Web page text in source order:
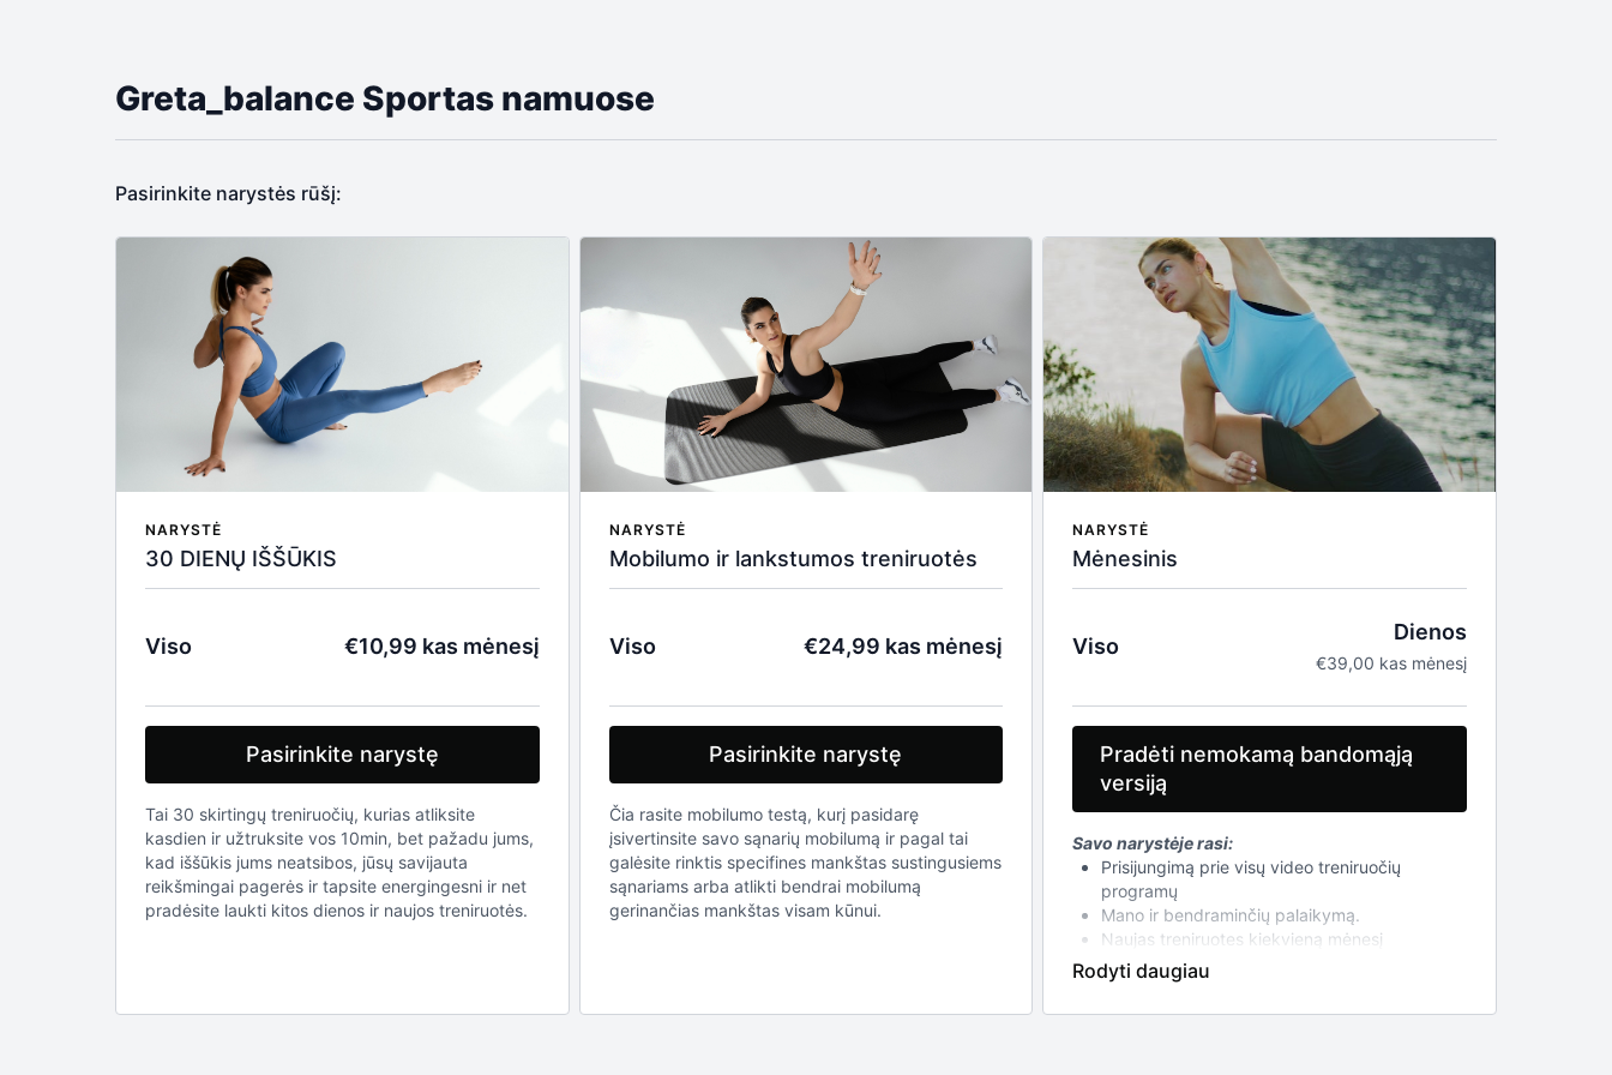
Greta_balance Sportas namuose
Pasirinkite narystės rūšį:
NARYSTĖ
30 DIENŲ IŠŠŪKIS
Viso €10,99 kas mėnesį
Pasirinkite narystę
Tai 30 skirtingų treniruočių, kurias atliksite
kasdien ir užtruksite vos 10min, bet pažadu jums,
kad iššūkis jums neatsibos, jūsų savijauta
reikšmingai pagerės ir tapsite energingesni ir net
pradėsite laukti kitos dienos ir naujos treniruotės.
NARYSTĖ
Mobilumo ir lankstumos treniruotės
Viso €24,99 kas mėnesį
Pasirinkite narystę
Čia rasite mobilumo testą, kurį pasidarę
įsivertinsite savo sąnarių mobilumą ir pagal tai
galėsite rinktis specifines mankštas sustingusiems
sąnariams arba atlikti bendrai mobilumą
gerinančias mankštas visam kūnui.
NARYSTĖ
Mėnesinis
Viso
Dienos
€39,00 kas mėnesį
Pradėti nemokamą bandomąją
versiją
Savo narystėje rasi:
Prisijungimą prie visų video treniruočių
programų
Mano ir bendraminčių palaikymą.
Naujas treniruotes kiekvieną mėnesį
Testus raumenų disbalansui ir mobilumui
įsivertinti
Treniruočių atlikimo technikos pamokas